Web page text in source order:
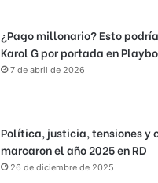
¿Pago millonario? Esto
Karol G por portada en
7 de abril de 2026
Política, justicia, tensiones y
marcaron el año 2025 en RD
26 de diciembre de 2025